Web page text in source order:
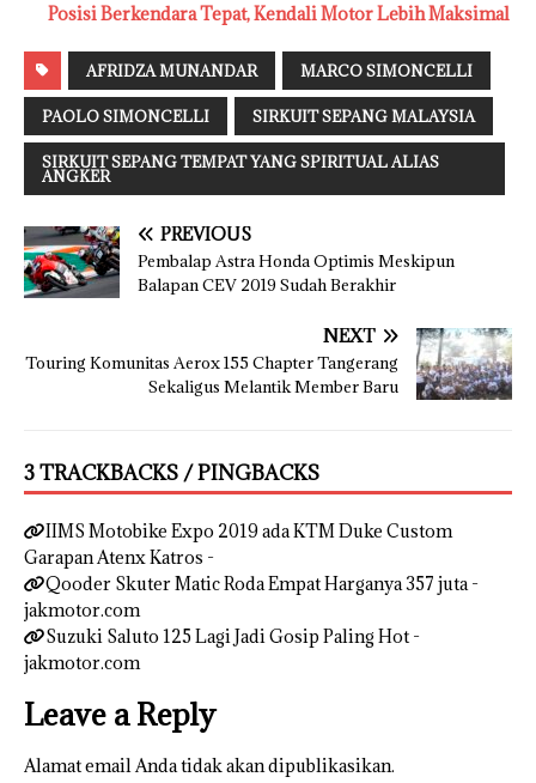
Posisi Berkendara Tepat, Kendali Motor Lebih Maksimal
AFRIDZA MUNANDAR MARCO SIMONCELLI
PAOLO SIMONCELLI SIRKUIT SEPANG MALAYSIA
SIRKUIT SEPANG TEMPAT YANG SPIRITUAL ALIAS
ANGKER
PREVIOUS
Pembalap Astra Honda Optimis Meskipun
Balapan CEV 2019 Sudah Berakhir
NEXT
Touring Komunitas Aerox 155 Chapter Tangerang
Sekaligus Melantik Member Baru
3 TRACKBACKS / PINGBACKS
IIMS Motobike Expo 2019 ada KTM Duke Custom
Garapan Atenx Katros -
Qooder Skuter Matic Roda Empat Harganya 357 juta -
jakmotor.com
Suzuki Saluto 125 Lagi Jadi Gosip Paling Hot -
jakmotor.com
Leave a Reply
Alamat email Anda tidak akan dipublikasikan.